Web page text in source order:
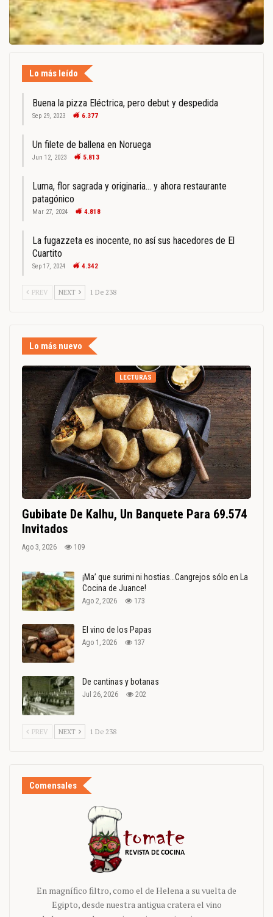
Lo más leído
Buena la pizza Eléctrica, pero debut y despedida
Sep 29, 2023 6.377
Un filete de ballena en Noruega
Jun 12, 2023 5.813
Luma, flor sagrada y originaria… y ahora restaurante
patagónico
Mar 27, 2024 4.818
La fugazzeta es inocente, no así sus hacedores de El
Cuartito
Sep 17, 2024 4.342
PREV NEXT 1 De 238
Lo más nuevo
LECTURAS
Gubibate De Kalhu, Un Banquete Para 69.574
Invitados
Ago 3, 2026 109
¡Ma’ que surimi ni hostias…Cangrejos sólo en La
Cocina de Juance!
Ago 2, 2026 173
El vino de los Papas
Ago 1, 2026 137
De cantinas y botanas
Jul 26, 2026 202
PREV NEXT 1 De 238
Comensales
En magnífico filtro, como el de Helena a su vuelta de
Egipto, desde nuestra antigua cratera el vino